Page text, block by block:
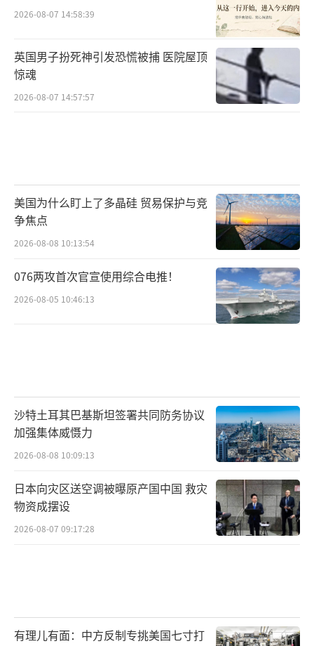
2026-08-07 14:58:39
英国男子扮死神引发恐慌被捕 医院屋顶
惊魂
2026-08-07 14:57:57
美国为什么盯上了多晶硅 贸易保护与竞
争焦点
2026-08-08 10:13:54
076两攻首次官宣使用综合电推！
2026-08-05 10:46:13
沙特土耳其巴基斯坦签署共同防务协议
加强集体威慑力
2026-08-08 10:09:13
日本向灾区送空调被曝原产国中国 救灾
物资成摆设
2026-08-07 09:17:28
有理儿有面：中方反制专挑美国七寸打